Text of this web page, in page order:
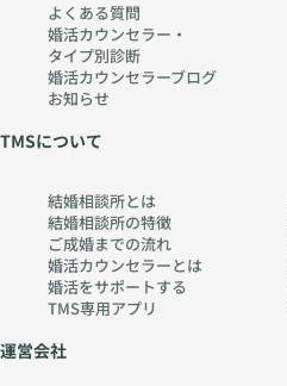
よくある質問
婚活カウンセラー・
タイプ別診断
婚活カウンセラーブログ
お知らせ
TMSについて
結婚相談所とは
結婚相談所の特徴
ご成婚までの流れ
婚活カウンセラーとは
婚活をサポートする
TMS専用アプリ
運営会社